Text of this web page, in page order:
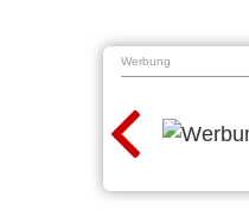
Werbung